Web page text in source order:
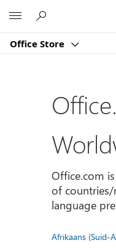
Office Store
Office.com
of countries/
language
Afrikaans (Suid-